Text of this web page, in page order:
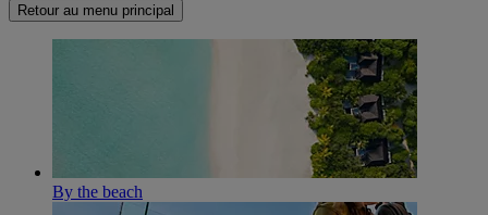
Retour au menu principal
By the beach